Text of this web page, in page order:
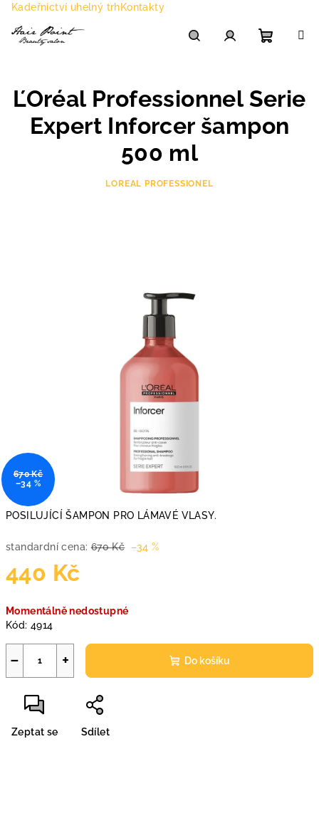
Přejít
obsah
Kadeřnictví uhelný trhKontakty
košík
POSILUJÍCÍ ŠAMPON PRO LÁMAVÉ VLASY.
standardní cena: 670 Kč –34 %
440 Kč
cena:
Momentálně nedostupné
Kód: 4914
+
− Do košíku
Zeptat se Sdílet
ĽOréal Professionnel Serie
Expert Inforcer šampon
500 ml
LOREAL PROFESSIONEL
670 Kč
–34 %